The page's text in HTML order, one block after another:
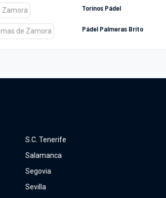
Torinos Pádel
Pádel Palmeras Brito
S.C. Tenerife
Salamanca
Segovia
Sevilla